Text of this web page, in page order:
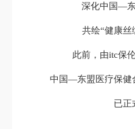
深化中国—
共绘“健康丝
此前，由itc保
中国—东盟医疗保健
已正